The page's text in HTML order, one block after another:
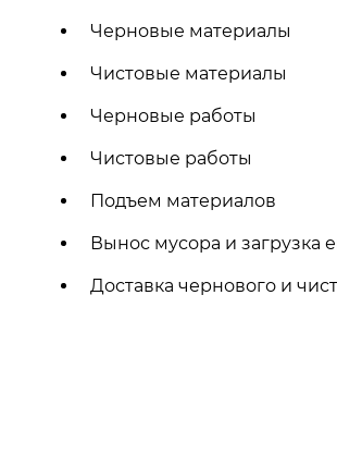
Черновые материалы
Чистовые материалы
Черновые работы
Чистовые работы
Подъем материалов
Вынос мусора и загрузка
Доставка чернового и